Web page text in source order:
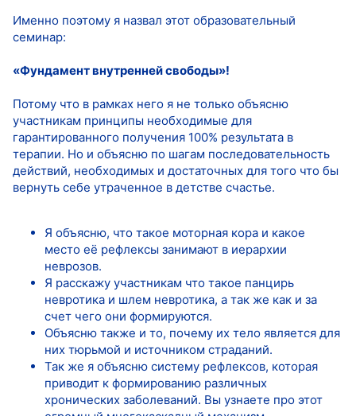
Именно поэтому я назвал этот образовательный
семинар:
«Фундамент внутренней свободы»!
Потому что в рамках него я не только объясню
участникам принципы необходимые для
гарантированного получения 100% результата в
терапии. Но и объясню по шагам последовательность
действий, необходимых и достаточных для того что бы
вернуть себе утраченное в детстве счастье.
Я объясню, что такое моторная кора и какое
место её рефлексы занимают в иерархии
неврозов.
Я расскажу участникам что такое панцирь
невротика и шлем невротика, а так же как и за
счет чего они формируются.
Объясню также и то, почему их тело является для
них тюрьмой и источником страданий.
Так же я объясню систему рефлексов, которая
приводит к формированию различных
хронических заболеваний. Вы узнаете про этот